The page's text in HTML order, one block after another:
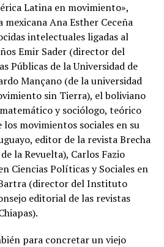
Latina en movimiento»,
Ana Esther Ceceña
intelectuales ligadas al
Emir Sader (director del
Públicas de la Universidad de
Mançano (de la universidad
sin Tierra), el boliviano
y sociólogo, teórico
movimientos sociales en su
editor de la revista Brecha
la Revuelta), Carlos Fazio
Ciencias Políticas y Sociales en
(director del Instituto
editorial de las revistas
para concretar un viejo